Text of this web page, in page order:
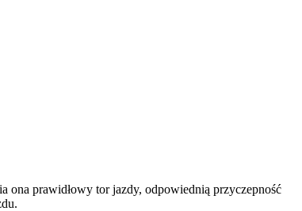
ona prawidłowy tor jazdy, odpowiednią przyczepność